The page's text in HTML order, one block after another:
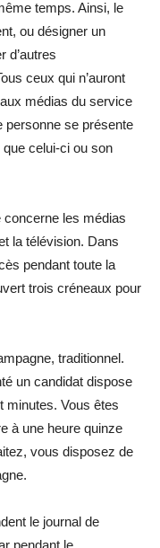
temps. Ainsi, le
ou désigner un
d’autres
ceux qui n’auront
médias du service
personne se présente
que celui-ci ou son
concerne les médias
la télévision. Dans
pendant toute la
trois créneaux pour
traditionnel.
un candidat dispose
minutes. Vous êtes
à une heure quinze
vous disposez de
le journal de